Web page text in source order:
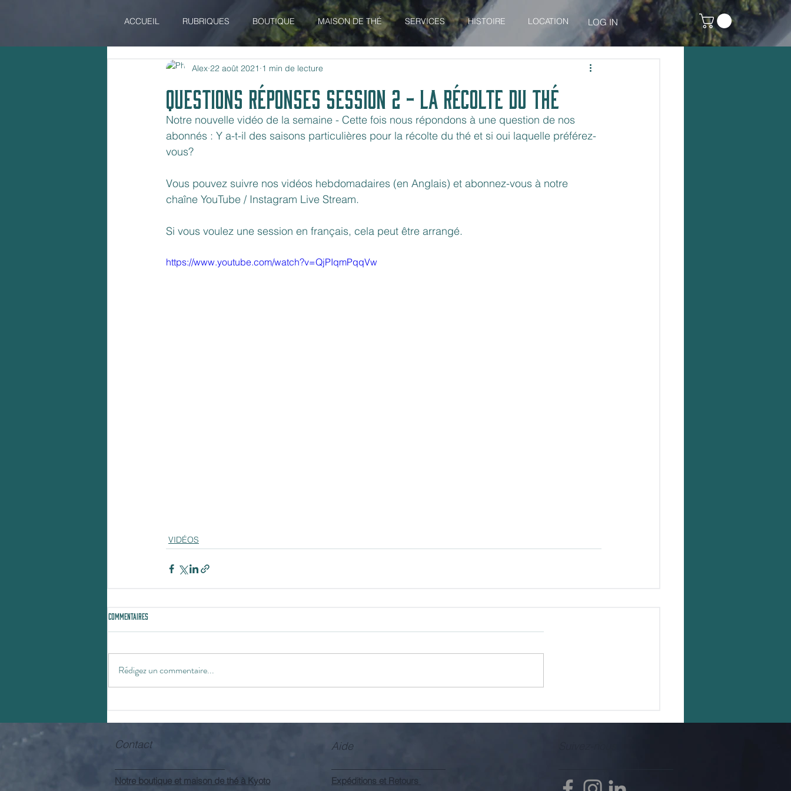
ACCUEIL RUBRIQUES BOUTIQUE MAISON DE THÉ SERVICES HISTOIRE LOCATION LOG IN
Questions Réponses Session 2 - La Récolte du Thé
Alex 22 août 2021 1 min de lecture
Notre nouvelle vidéo de la semaine - Cette fois nous répondons à une question de nos
abonnés : Y a-t-il des saisons particulières pour la récolte du thé et si oui laquelle préférez-
vous?
Vous pouvez suivre nos vidéos hebdomadaires (en Anglais) et abonnez-vous à notre
chaîne YouTube / Instagram Live Stream.
Si vous voulez une session en français, cela peut être arrangé.
https://www.youtube.com/watch?v=QjPIqmPqqVw
VIDÉOS
Commentaires
Rédigez un commentaire...
Contact
Notre boutique et maison de thé à Kyoto
Aide
Expéditions et Retours